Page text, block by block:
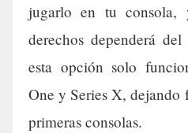
jugarlo en tu consola,
derechos dependerá
esta opción solo
One y Series X,
primeras consolas.